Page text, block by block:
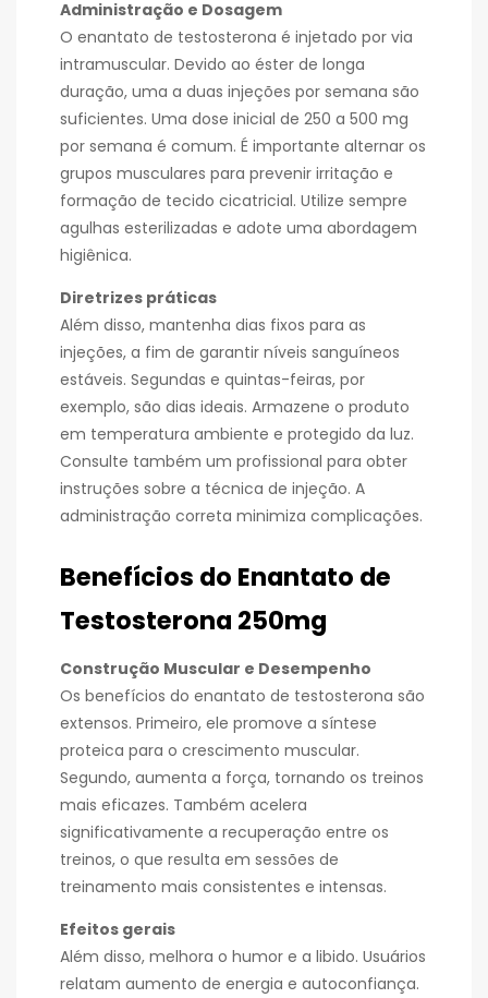
Administração e Dosagem
O enantato de testosterona é injetado por via
intramuscular. Devido ao éster de longa
duração, uma a duas injeções por semana são
suficientes. Uma dose inicial de 250 a 500 mg
por semana é comum. É importante alternar os
grupos musculares para prevenir irritação e
formação de tecido cicatricial. Utilize sempre
agulhas esterilizadas e adote uma abordagem
higiênica.
Diretrizes práticas
Além disso, mantenha dias fixos para as
injeções, a fim de garantir níveis sanguíneos
estáveis. Segundas e quintas-feiras, por
exemplo, são dias ideais. Armazene o produto
em temperatura ambiente e protegido da luz.
Consulte também um profissional para obter
instruções sobre a técnica de injeção. A
administração correta minimiza complicações.
Benefícios do Enantato de
Testosterona 250mg
Construção Muscular e Desempenho
Os benefícios do enantato de testosterona são
extensos. Primeiro, ele promove a síntese
proteica para o crescimento muscular.
Segundo, aumenta a força, tornando os treinos
mais eficazes. Também acelera
significativamente a recuperação entre os
treinos, o que resulta em sessões de
treinamento mais consistentes e intensas.
Efeitos gerais
Além disso, melhora o humor e a libido. Usuários
relatam aumento de energia e autoconfiança.